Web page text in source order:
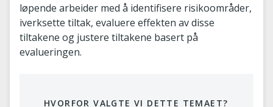
løpende arbeider med å identifisere risikoområder,
iverksette tiltak, evaluere effekten av disse
tiltakene og justere tiltakene basert på
evalueringen.
HVORFOR VALGTE VI DETTE TEMAET?